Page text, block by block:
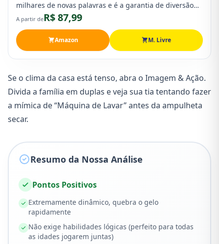
milhares de novas palavras e é a garantia de diversão
sem telas para todas as idades.
A partir deR$ 87,99
Amazon M. Livre
Se o clima da casa está tenso, abra o Imagem & Ação.
Divida a família em duplas e veja sua tia tentando fazer
a mímica de “Máquina de Lavar” antes da ampulheta
secar.
Resumo da Nossa Análise
Pontos Positivos
Extremamente dinâmico, quebra o gelo
rapidamente
Não exige habilidades lógicas (perfeito para todas
as idades jogarem juntas)